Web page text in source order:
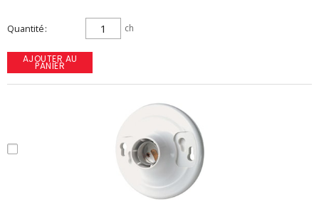
Quantité ch
AJOUTER AU
PANIER